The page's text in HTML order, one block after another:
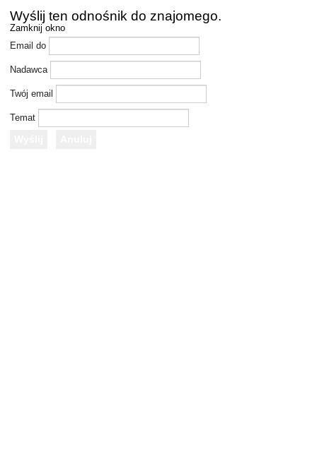
Wyślij ten odnośnik do znajomego.
Zamknij okno
Email do
Nadawca
Twój email
Temat